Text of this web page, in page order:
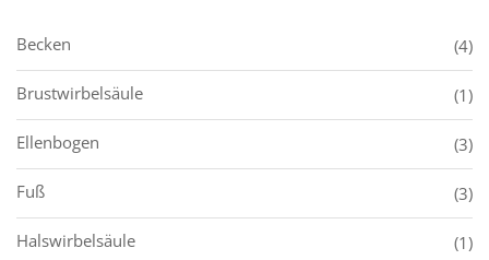
Becken (4)
Brustwirbelsäule (1)
Ellenbogen (3)
Fuß (3)
Halswirbelsäule (1)